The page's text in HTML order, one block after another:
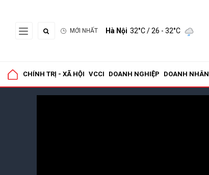
MỚI NHẤT Hà Nội 32°C/ 26 - 32°C
CHÍNH TRỊ - XÃ HỘI VCCI DOANH NGHIỆP DOANH NHÂN